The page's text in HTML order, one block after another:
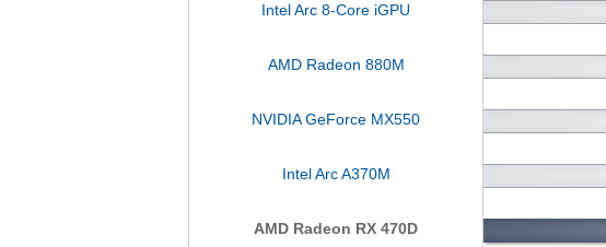
Intel Arc 8-Core iGPU
AMD Radeon 880M
NVIDIA GeForce MX550
Intel Arc A370M
AMD Radeon RX 470D